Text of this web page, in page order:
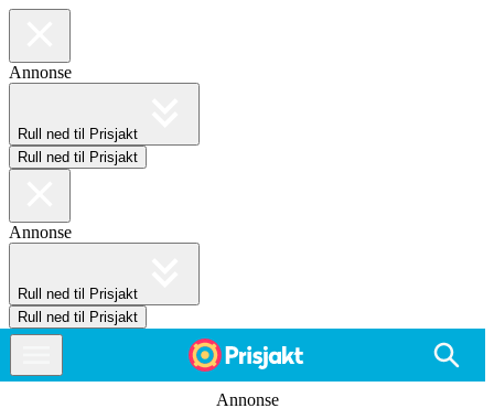
Annonse
Rull ned til Prisjakt
Rull ned til Prisjakt
Annonse
Rull ned til Prisjakt
Rull ned til Prisjakt
Annonse